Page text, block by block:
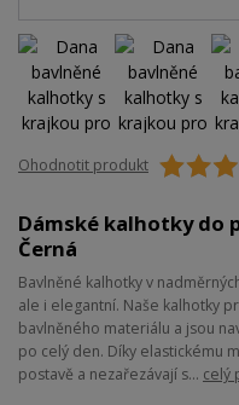
Ohodnotit produkt
Dámské kalhotky do
Černá
Bavlněné kalhotky v
ale i elegantní. Naše kalhotky
bavlněného materiálu a jsou
po celý den. Díky elastickému
postavě a nezařezávají s... celý